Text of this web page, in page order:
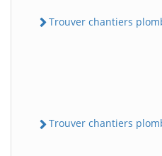
Trouver chantiers
Trouver chantiers